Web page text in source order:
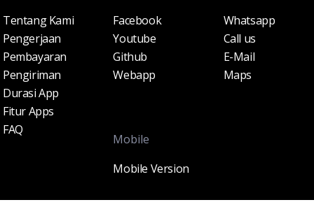
Tentang Kami
Pengerjaan
Pembayaran
Pengiriman
Durasi App
Fitur Apps
FAQ
Facebook
Youtube
Github
Webapp
Mobile
Mobile Version
Whatsapp
Call us
E-Mail
Maps